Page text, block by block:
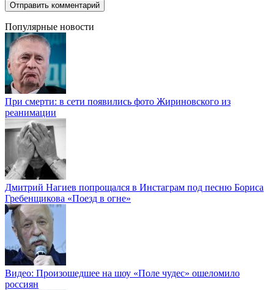
Популярные новости
При смерти: в сети появились фото Жириновского из
реанимации
Дмитрий Нагиев попрощался в Инстаграм под песню Бориса
Гребенщикова «Поезд в огне»
Видео: Произошедшее на шоу «Поле чудес» ошеломило
россиян